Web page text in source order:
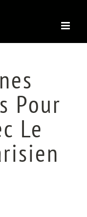
Pour
Le